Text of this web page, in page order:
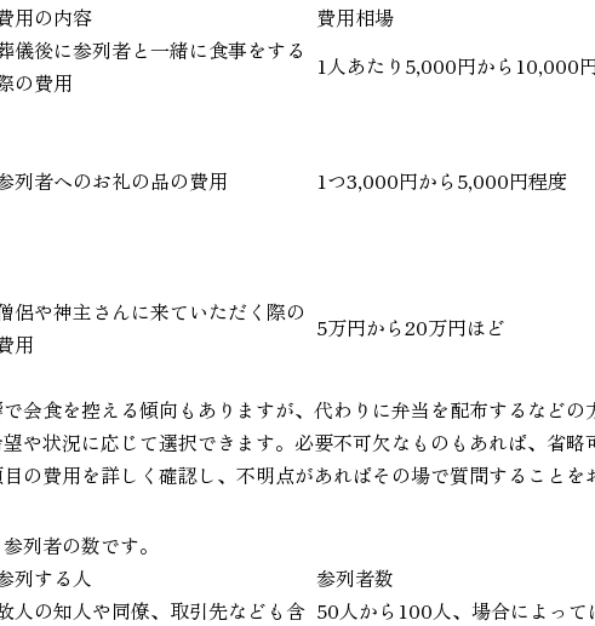
用の内容 費用相場
儀後に参列者と一緒に食事をする
の費用
1人あたり5,000円から10,000
列者へのお礼の品の費用 1つ3,000円から5,000円程度
侶や神主さんに来ていただく際の
用
5万円から20万円ほど
会食を控える傾向もありますが、代わりに弁当を配布するなどの
や状況に応じて選択できます。必要不可欠なものもあれば、省略
の費用を詳しく確認し、不明点があればその場で質問することを
列者の数です。
列する人
参列者数
人の知人や同僚、取引先なども含 50人から100人、場合によって